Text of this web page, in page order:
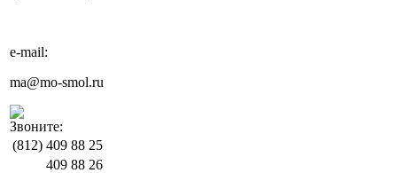
e-mail:
ma@mo-smol.ru
Звоните:
(812) 409 88 25
409 88 26